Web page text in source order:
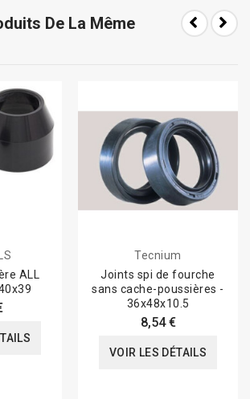
De La Même
ALL
Tecnium
Joints spi de fourche
sans cache-poussières -
36x48x10.5
8,54 €
VOIR LES DÉTAILS